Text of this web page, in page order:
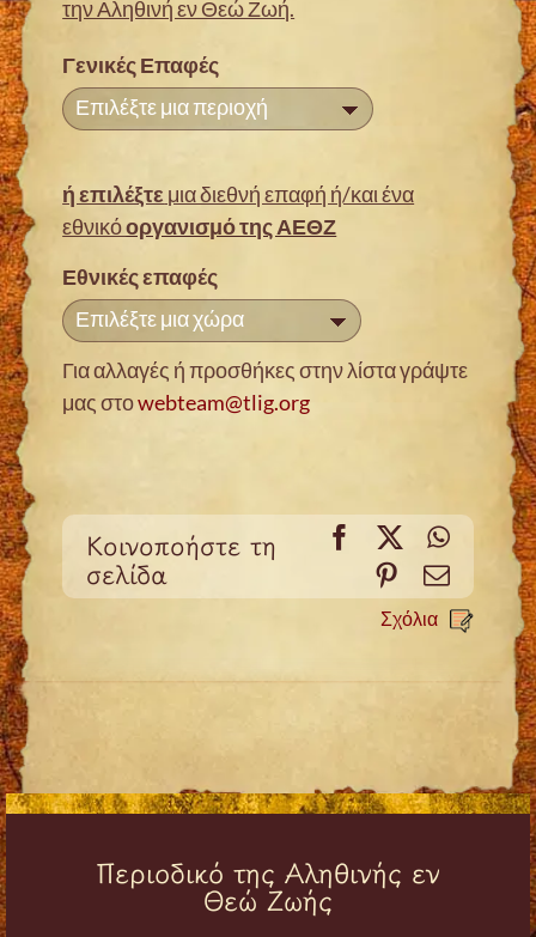
την Αληθινή εν Θεώ Ζωή.
Γενικές Επαφές
Επιλέξτε μια περιοχή
ή επιλέξτε μια διεθνή επαφή ή/και ένα
εθνικόοργανισμό της ΑΕΘΖ
Εθνικές επαφές
Επιλέξτε μια χώρα
Για αλλαγές ή προσθήκες στην λίστα γράψτε
μας στοwebteam@tlig.org
Κοινοποήστε τη
σελίδα
Facebook
X
Pinterest
Email
Σχόλια
Περιοδικό της Αληθινής εν
Θεώ Ζωής